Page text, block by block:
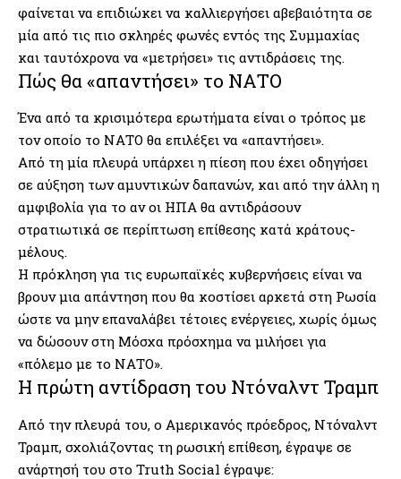
φαίνεται να επιδιώκει να καλλιεργήσει αβεβαιότητα σε
μία από τις πιο σκληρές φωνές εντός της Συμμαχίας
και ταυτόχρονα να «μετρήσει» τις αντιδράσεις της.
Πώς θα «απαντήσει» το ΝΑΤΟ
Ένα από τα κρισιμότερα ερωτήματα είναι ο τρόπος με
τον οποίο το ΝΑΤΟ θα επιλέξει να «απαντήσει».
Από τη μία πλευρά υπάρχει η πίεση που έχει οδηγήσει
σε αύξηση των αμυντικών δαπανών, και από την άλλη η
αμφιβολία για το αν οι ΗΠΑ θα αντιδράσουν
στρατιωτικά σε περίπτωση επίθεσης κατά κράτους-
μέλους.
Η πρόκληση για τις ευρωπαϊκές κυβερνήσεις είναι να
βρουν μια απάντηση που θα κοστίσει αρκετά στη Ρωσία
ώστε να μην επαναλάβει τέτοιες ενέργειες, χωρίς όμως
να δώσουν στη Μόσχα πρόσχημα να μιλήσει για
«πόλεμο με το ΝΑΤΟ».
Η πρώτη αντίδραση του Ντόναλντ Τραμπ
Από την πλευρά του, ο Αμερικανός πρόεδρος, Ντόναλντ
Τραμπ, σχολιάζοντας τη ρωσική επίθεση, έγραψε σε
ανάρτησή του στο Truth Social έγραψε: